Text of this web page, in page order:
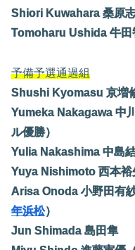
Shiori Kuwahara 桑原
Tomoharu Ushida 牛田
予備予選通過組
Shushi Kyomasu 京増
Yumeka Nakagawa 中
ル優勝）
Yulia Nakashima 中島
Yuya Nishimoto 西本裕
Arisa Onoda 小野田有
年浜松）
Jun Shimada 島田隼